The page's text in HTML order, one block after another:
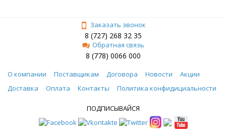
Заказать звонок
8 (727) 268 32 35
Обратная связь
8 (778) 0066 000
О компании Поставщикам Договора Новости
Акции
Доставка
Оплата Контакты Политика конфидициальности
ПОДПИСЫВАЙСЯ